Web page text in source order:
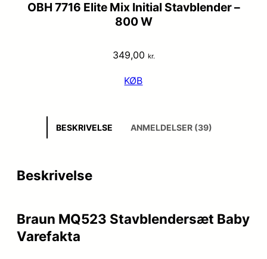
OBH 7716 Elite Mix Initial Stavblender –
800 W
349,00 kr.
KØB
BESKRIVELSE ANMELDELSER (39)
Beskrivelse
Braun MQ523 Stavblendersæt Baby
Varefakta